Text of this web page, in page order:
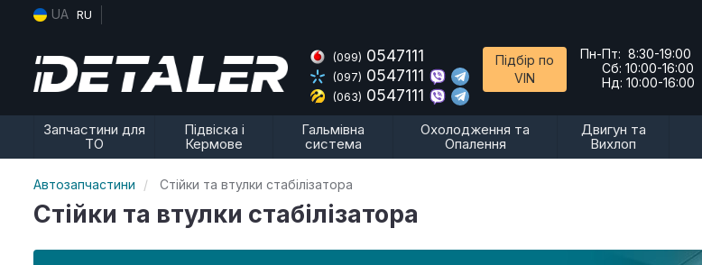
UA RU
(099) 0547111
(097) 0547111
(063) 0547111
Підбір по
VIN
Пн-Пт: 8:30-19:00
Сб: 10:00-16:00
Нд: 10:00-16:00
Запчастини для
ТО
Підвіска і
Кермове
Гальмівна
система
Охолодження та
Опалення
Двигун та
Вихлоп
Автозапчастини Стійки та втулки стабілізатора
Стійки та втулки стабілізатора